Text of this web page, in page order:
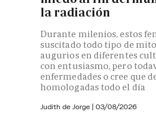
la radiación
Durante milenios, estos
suscitado todo tipo de
augurios en diferentes
con entusiasmo, pero
enfermedades o cree que
homologadas todo el día
Judith de Jorge | 03/08/2026